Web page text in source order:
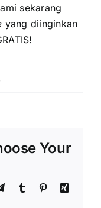
sekarang
yang diinginkan
on
7
Your
TelegramTumblr PinterestXing